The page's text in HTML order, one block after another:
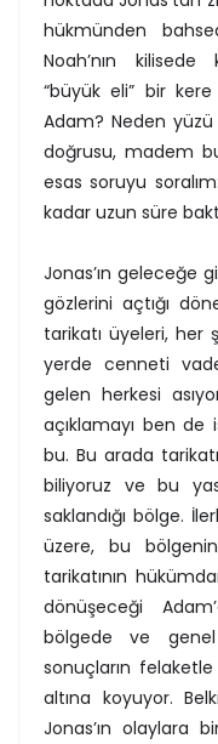
hükmünden
Noah’nın kilisede
“büyük eli” bir
Adam? Neden
doğrusu, madem
esas soruyu
kadar uzun süre
Jonas’ın geleceğe
gözlerini açtığı
tarikatı üyeleri, her
yerde cenneti
gelen herkesi
açıklamayı ben
bu. Bu arada
biliyoruz ve bu
saklandığı bölge.
üzere, bu
tarikatının
dönüşeceği
bölgede ve
sonuçların
altına koyuyor.
Jonas’ın olaylara